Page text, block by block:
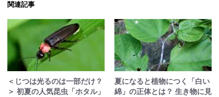
関連記事
＜じつは光るのは一部だけ？
＞ 初夏の人気昆虫「ホタル」
夏になると植物につく「白い
綿」の正体とは？ 生き物に見